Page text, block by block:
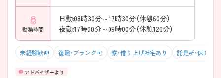
勤務時間
日勤:08時30分～17時30分（休憩60分）
夜勤:17時00分～09時00分（休憩120分）
未経験歓迎 復職・ブランク可 寮・借り上げ社宅あり 託児所・保育支